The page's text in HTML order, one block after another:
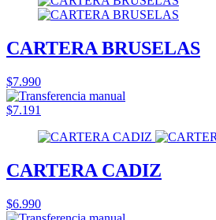
CARTERA BRUSELAS
$7.990
$7.191
CARTERA CADIZ
$6.990